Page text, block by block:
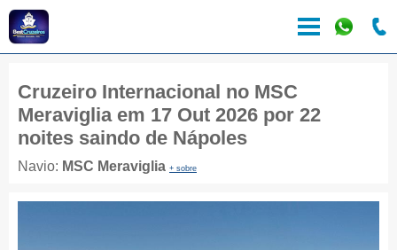
Cruzeiro Internacional no MSC
Meraviglia em 17 Out 2026 por 22
noites saindo de Nápoles
Navio: MSC Meraviglia + sobre